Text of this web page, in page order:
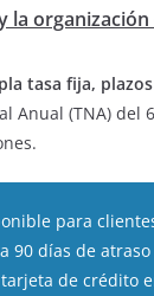
la
tasa fija,
Anual (TNA) del
para
90 días de
de crédito